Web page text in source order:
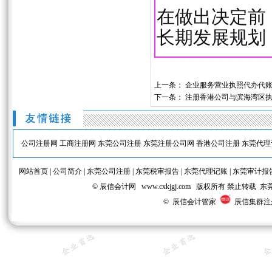
在做出决定
长期发展规
上一条： 企业服务营业执照代办代
下一条： 注册香港公司与滨海湾区
公司注册网 工商注册网 东莞公司注册 东莞注册公司网 香港公司注册 东莞代
网站首页| 公司简介| 东莞公司注册| 东莞税审报告| 东莞代理记账| 东莞审计报
© 辰信会计网 www.cxkjgj.com 版权所有 禁止转载 东
© 辰信会计管家
辰信集群